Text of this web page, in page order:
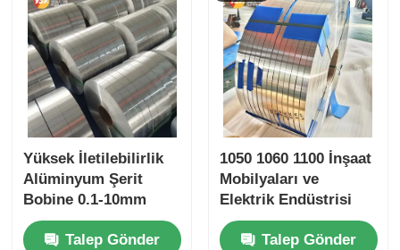
Sertifikalı
Yüksek İletilebilirlik
Alüminyum Şerit
Bobine 0.1-10mm
Özel Şerit Şerit Pil
Bağlantısı Kablo
Talep Gönder
1050 1060 1100 İnşaat
Mobilyaları ve
Elektrik Endüstrisi
için Alüminyum Şerit
BobiniTalep Gönder